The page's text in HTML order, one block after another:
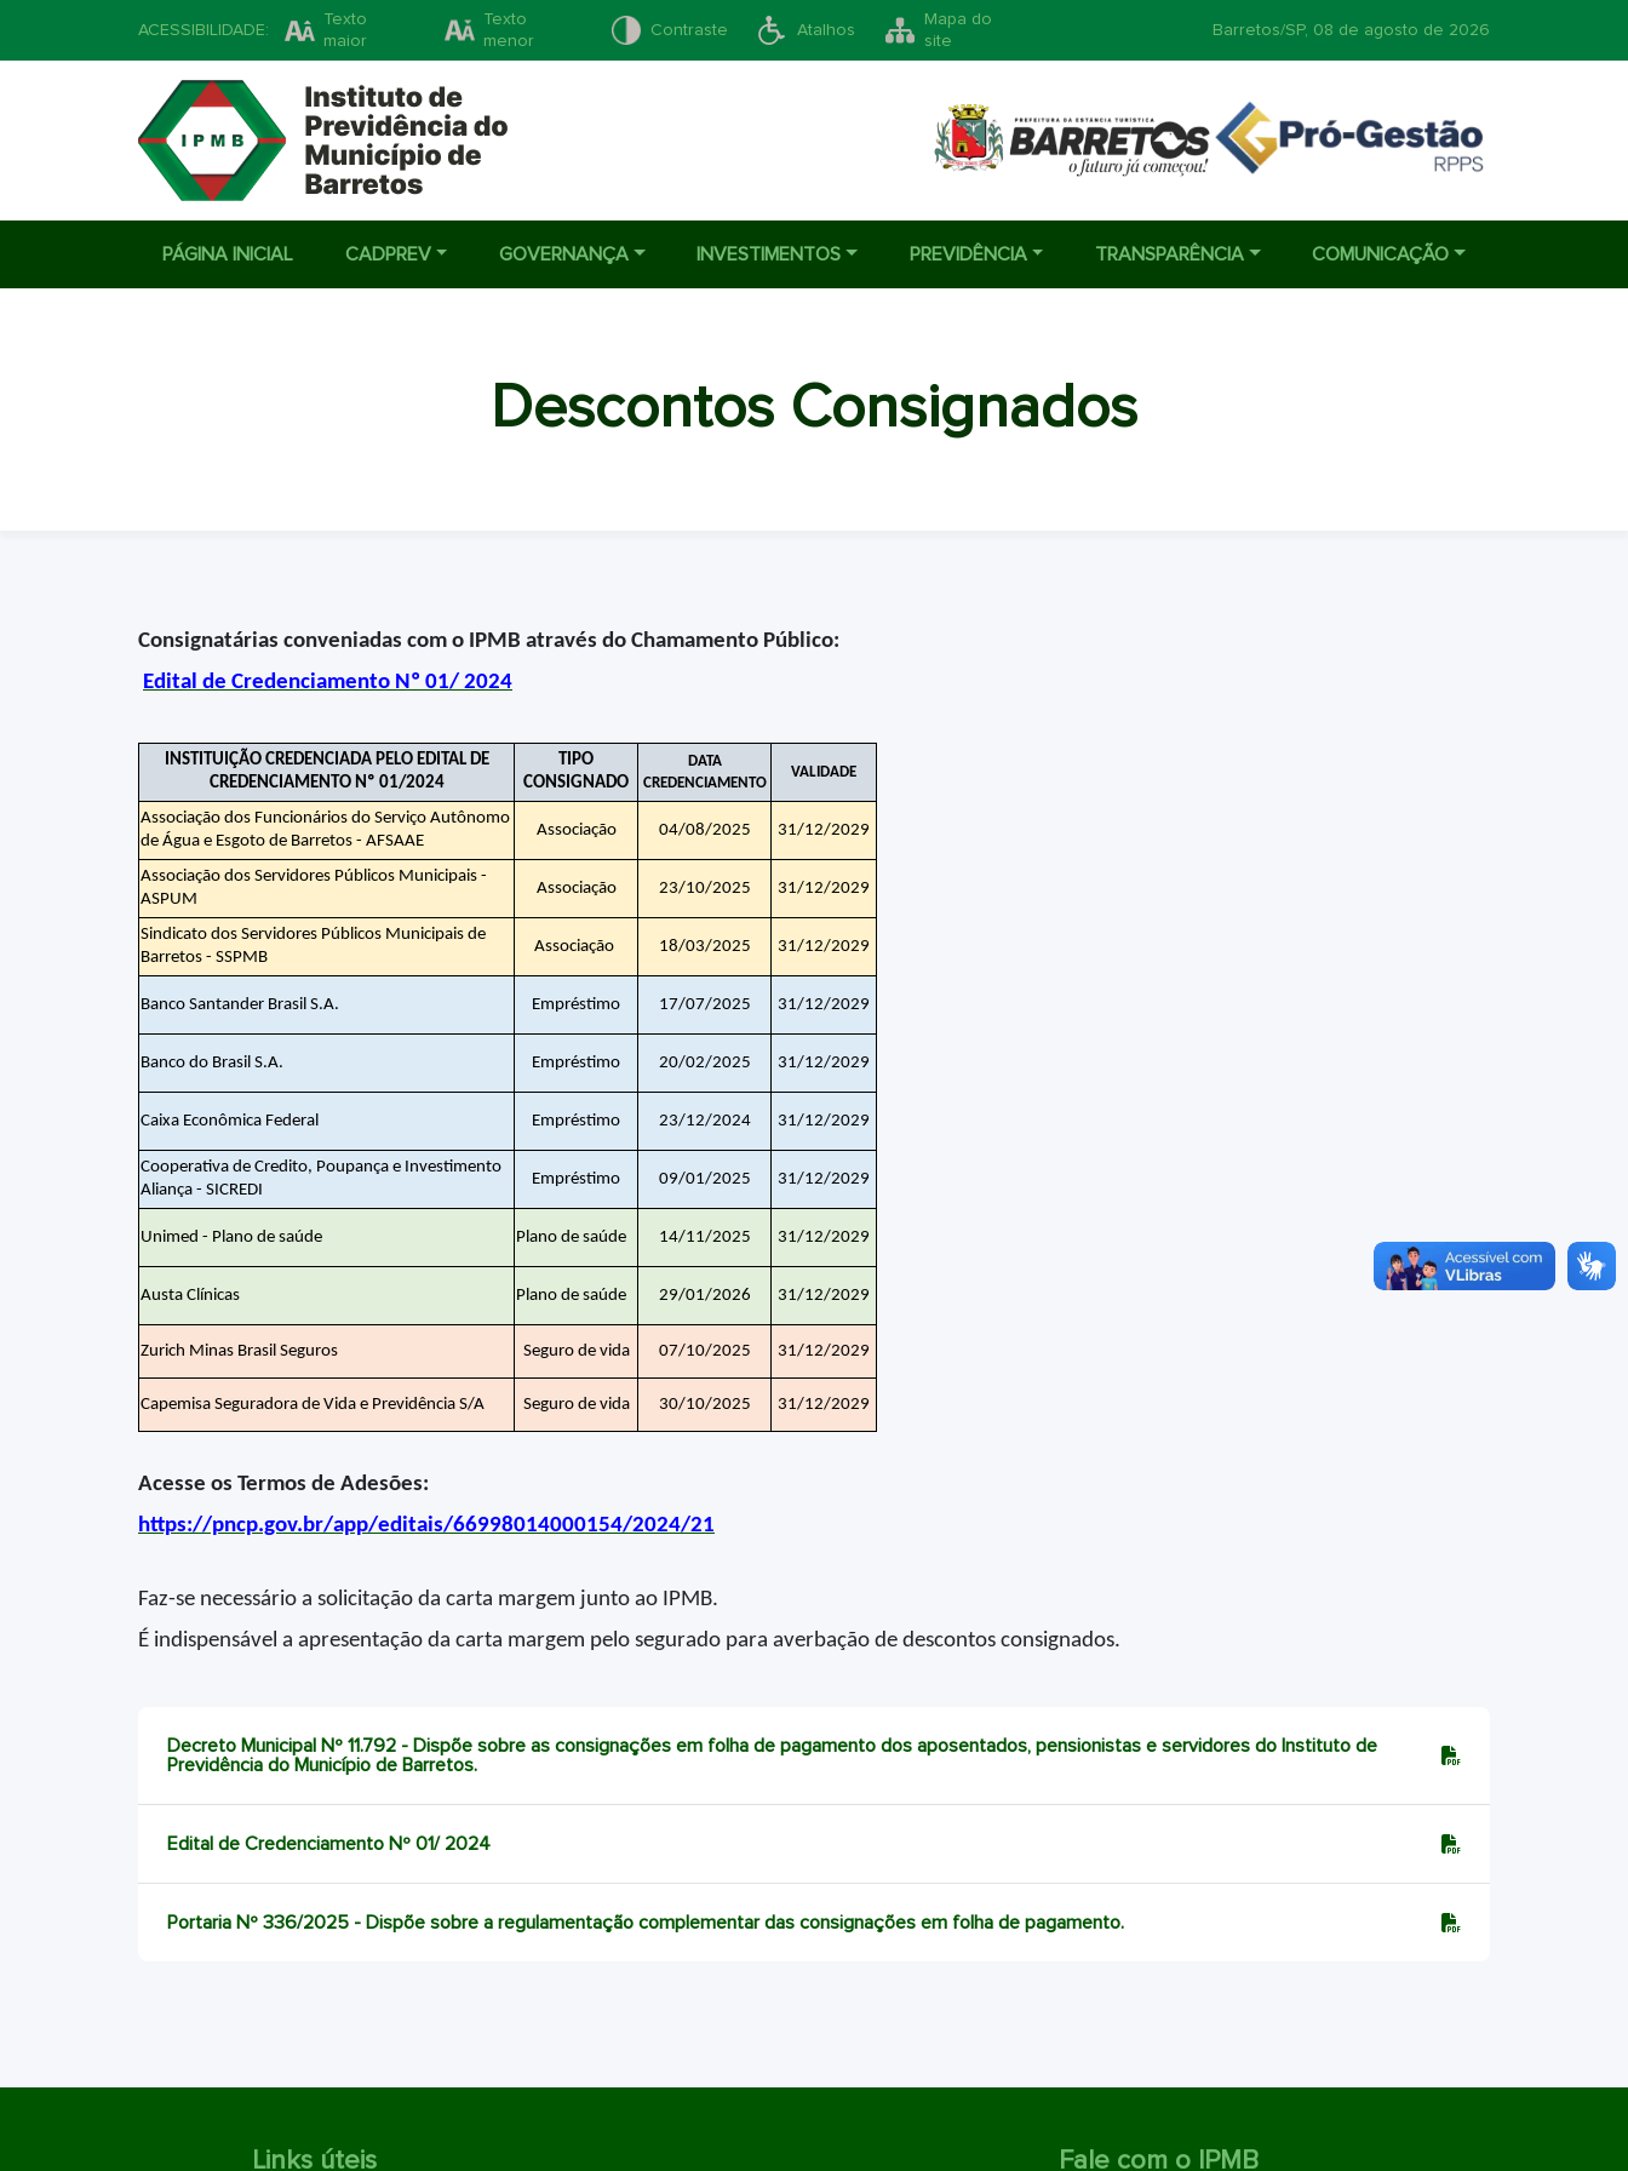
ACESSIBILIDADE:
Texto
maior
Texto
menor
Contraste Atalhos
Mapa do
site
Barretos/SP, 08 de agosto de 2026
PÁGINA INICIAL CADPREV GOVERNANÇA INVESTIMENTOS PREVIDÊNCIA TRANSPARÊNCIA COMUNICAÇÃO
Descontos Consignados
Consignatárias conveniadas com o IPMB através do Chamamento Público:
Edital de Credenciamento Nº 01/ 2024
INSTITUIÇÃO CREDENCIADA PELO EDITAL DE
CREDENCIAMENTO Nº 01/2024
TIPO
CONSIGNADO
DATA
CREDENCIAMENTO
VALIDADE
Associação dos Funcionários do Serviço Autônomo
de Água e Esgoto de Barretos - AFSAAE
Associação 04/08/2025 31/12/2029
Associação dos Servidores Públicos Municipais -
ASPUM
Associação 23/10/2025 31/12/2029
Sindicato dos Servidores Públicos Municipais de
Barretos - SSPMB
Associação 18/03/2025 31/12/2029
Banco Santander Brasil S.A. Empréstimo 17/07/2025 31/12/2029
Banco do Brasil S.A. Empréstimo 20/02/2025 31/12/2029
Caixa Econômica Federal Empréstimo 23/12/2024 31/12/2029
Cooperativa de Credito, Poupança e Investimento
Aliança - SICREDI
Empréstimo 09/01/2025 31/12/2029
Unimed - Plano de saúde Plano de saúde 14/11/2025 31/12/2029
Austa Clínicas Plano de saúde 29/01/2026 31/12/2029
Zurich Minas Brasil Seguros Seguro de vida 07/10/2025 31/12/2029
Capemisa Seguradora de Vida e Previdência S/A Seguro de vida 30/10/2025 31/12/2029
Acesse os Termos de Adesões:
https://pncp.gov.br/app/editais/66998014000154/2024/21
Faz-se necessário a solicitação da carta margem junto ao IPMB.
É indispensável a apresentação da carta margem pelo segurado para averbação de descontos consignados.
Decreto Municipal Nº 11.792 - Dispõe sobre as consignações em folha de pagamento dos aposentados, pensionistas e servidores do Instituto de
Previdência do Município de Barretos.
Edital de Credenciamento Nº 01/ 2024
Portaria Nº 336/2025 - Dispõe sobre a regulamentação complementar das consignações em folha de pagamento.
Links úteis Fale com o IPMB